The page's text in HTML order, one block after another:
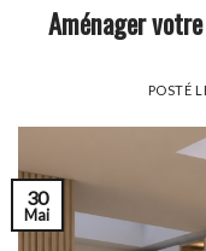
Aménager
POSTÉ
30
Mai